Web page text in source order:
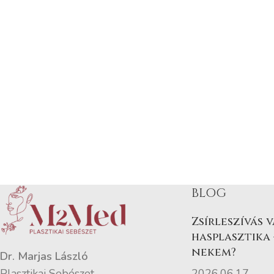
Dr. Marjas László
BLOG
Zsírleszívás
hasplasztika
nekem?